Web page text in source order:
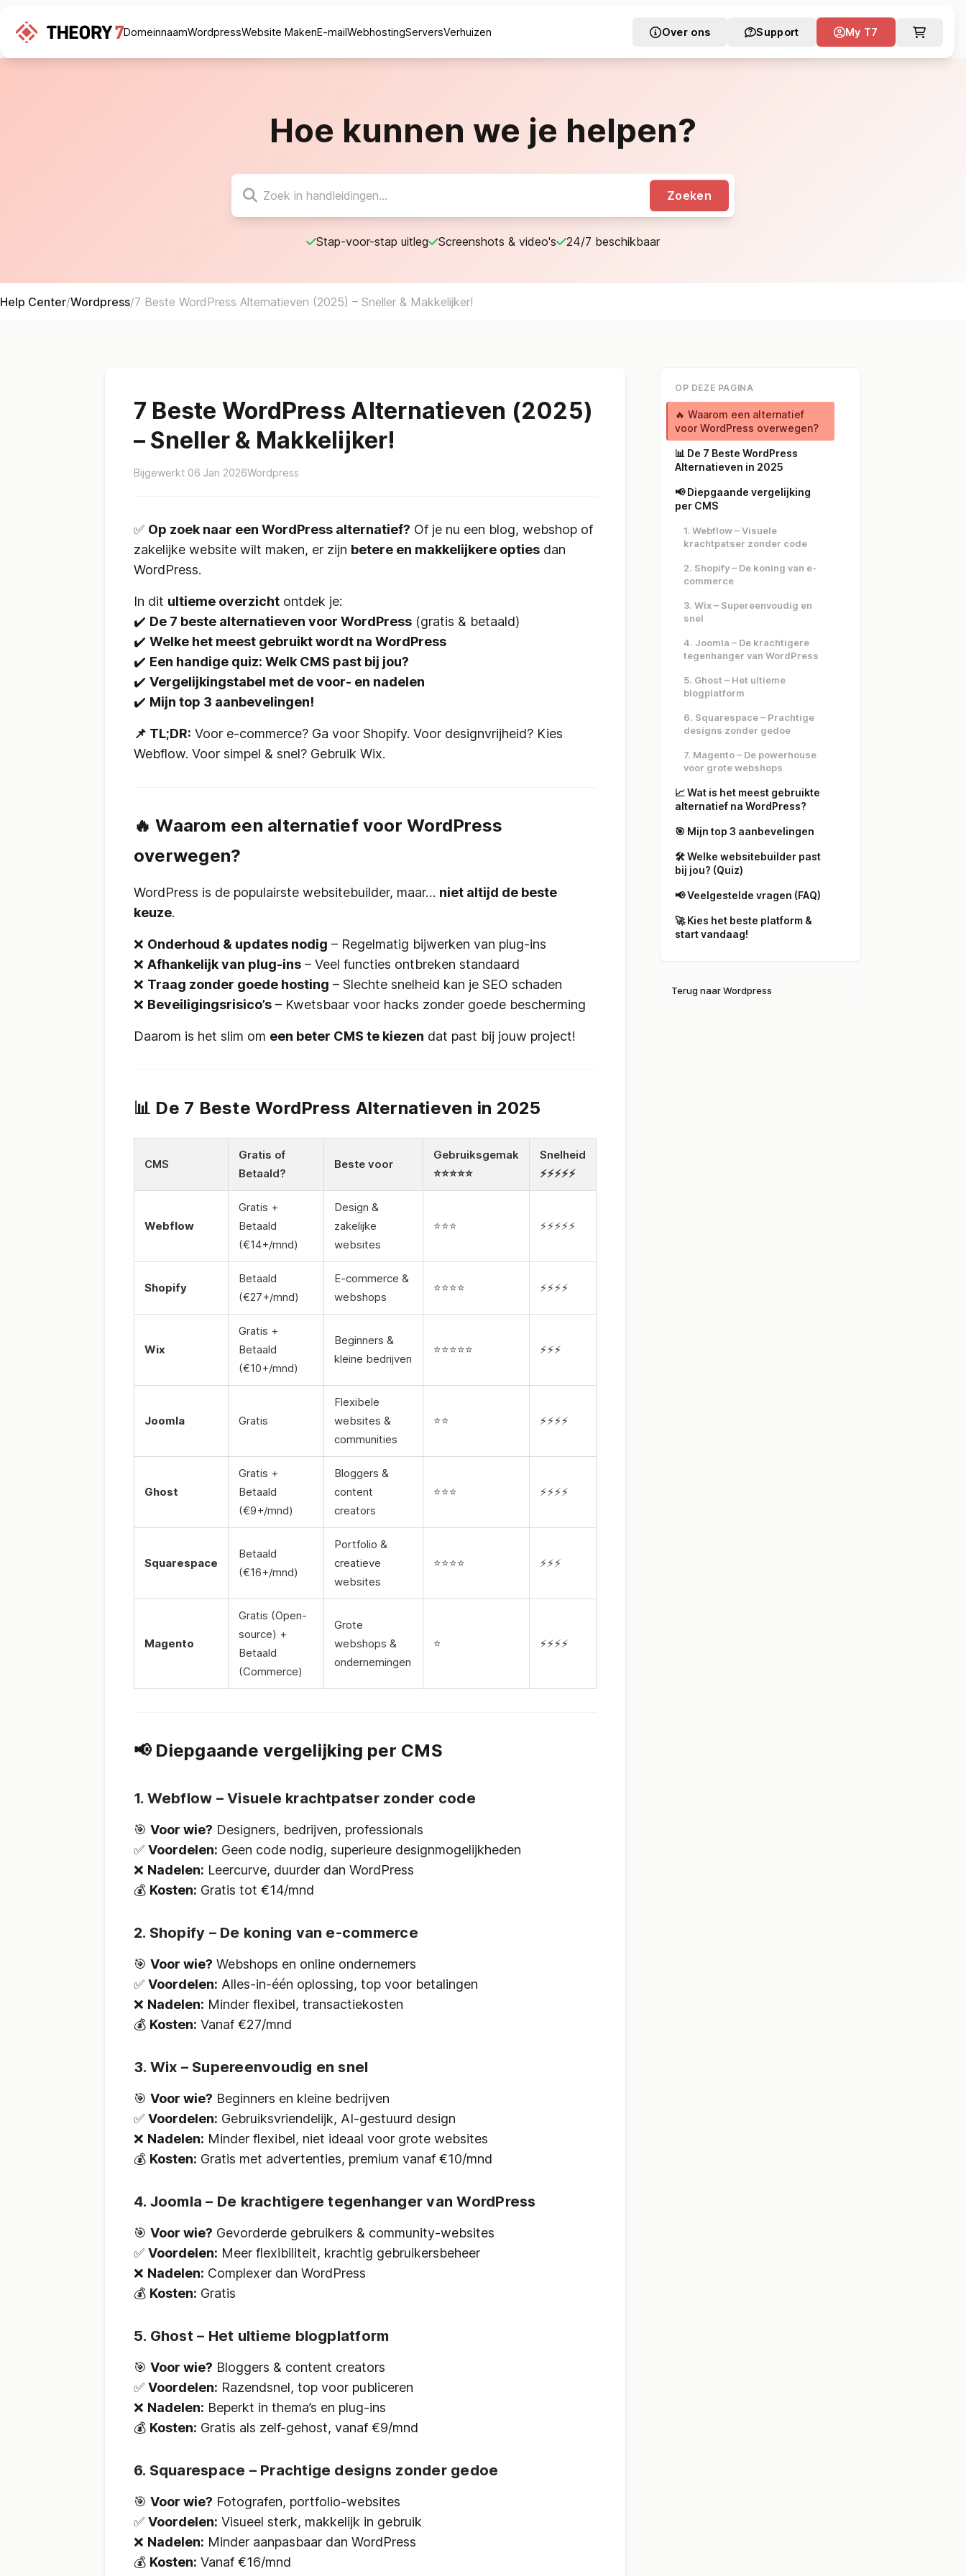
DomeinnaamWordpressWebsite MakenE-mailWebhostingServersVerhuizen Over ons Support My T7
Hoe kunnen we je helpen?
Zoeken
Stap-voor-stap uitleg Screenshots & video's 24/7 beschikbaar
Help Center/Wordpress/7 Beste WordPress Alternatieven (2025) – Sneller & Makkelijker!
7 Beste WordPress Alternatieven (2025)
– Sneller & Makkelijker!
Bijgewerkt 06 Jan 2026Wordpress
✅ Op zoek naar een WordPress alternatief? Of je nu een blog, webshop of
zakelijke website wilt maken, er zijn betere en makkelijkere opties dan
WordPress.
In dit ultieme overzicht ontdek je:
✔️ De 7 beste alternatieven voor WordPress (gratis & betaald)
✔️ Welke het meest gebruikt wordt na WordPress
✔️ Een handige quiz: Welk CMS past bij jou?
✔️ Vergelijkingstabel met de voor- en nadelen
✔️ Mijn top 3 aanbevelingen!
📌 TL;DR: Voor e-commerce? Ga voor Shopify. Voor designvrijheid? Kies
Webflow. Voor simpel & snel? Gebruik Wix.
🔥 Waarom een alternatief voor WordPress
overwegen?
WordPress is de populairste websitebuilder, maar… niet altijd de beste
keuze.
❌ Onderhoud & updates nodig – Regelmatig bijwerken van plug-ins
❌ Afhankelijk van plug-ins – Veel functies ontbreken standaard
❌ Traag zonder goede hosting – Slechte snelheid kan je SEO schaden
❌ Beveiligingsrisico’s – Kwetsbaar voor hacks zonder goede bescherming
Daarom is het slim om een beter CMS te kiezen dat past bij jouw project!
📊 De 7 Beste WordPress Alternatieven in 2025
CMS
Gratis of
Betaald?
Beste voor
Gebruiksgemak
⭐⭐⭐⭐⭐
Snelheid
⚡⚡⚡⚡⚡
Webflow
Gratis +
Betaald
(€14+/mnd)
Design &
zakelijke
websites
⭐⭐⭐ ⚡⚡⚡⚡⚡
Shopify
Betaald
(€27+/mnd)
E-commerce &
webshops
⭐⭐⭐⭐ ⚡⚡⚡⚡
Wix
Gratis +
Betaald
(€10+/mnd)
Beginners &
kleine bedrijven
⭐⭐⭐⭐⭐ ⚡⚡⚡
Joomla Gratis
Flexibele
websites &
communities
⭐⭐ ⚡⚡⚡⚡
Ghost
Gratis +
Betaald
(€9+/mnd)
Bloggers &
content
creators
⭐⭐⭐ ⚡⚡⚡⚡
Squarespace
Betaald
(€16+/mnd)
Portfolio &
creatieve
websites
⭐⭐⭐⭐ ⚡⚡⚡
Magento
Gratis (Open-
source) +
Betaald
(Commerce)
Grote
webshops &
ondernemingen
⭐ ⚡⚡⚡⚡
📢 Diepgaande vergelijking per CMS
1. Webflow – Visuele krachtpatser zonder code
🎯 Voor wie? Designers, bedrijven, professionals
✅ Voordelen: Geen code nodig, superieure designmogelijkheden
❌ Nadelen: Leercurve, duurder dan WordPress
💰 Kosten: Gratis tot €14/mnd
2. Shopify – De koning van e-commerce
🎯 Voor wie? Webshops en online ondernemers
✅ Voordelen: Alles-in-één oplossing, top voor betalingen
❌ Nadelen: Minder flexibel, transactiekosten
💰 Kosten: Vanaf €27/mnd
3. Wix – Supereenvoudig en snel
🎯 Voor wie? Beginners en kleine bedrijven
✅ Voordelen: Gebruiksvriendelijk, AI-gestuurd design
❌ Nadelen: Minder flexibel, niet ideaal voor grote websites
💰 Kosten: Gratis met advertenties, premium vanaf €10/mnd
4. Joomla – De krachtigere tegenhanger van WordPress
🎯 Voor wie? Gevorderde gebruikers & community-websites
✅ Voordelen: Meer flexibiliteit, krachtig gebruikersbeheer
❌ Nadelen: Complexer dan WordPress
💰 Kosten: Gratis
5. Ghost – Het ultieme blogplatform
🎯 Voor wie? Bloggers & content creators
✅ Voordelen: Razendsnel, top voor publiceren
❌ Nadelen: Beperkt in thema’s en plug-ins
💰 Kosten: Gratis als zelf-gehost, vanaf €9/mnd
6. Squarespace – Prachtige designs zonder gedoe
🎯 Voor wie? Fotografen, portfolio-websites
✅ Voordelen: Visueel sterk, makkelijk in gebruik
❌ Nadelen: Minder aanpasbaar dan WordPress
💰 Kosten: Vanaf €16/mnd
OP DEZE PAGINA
🔥 Waarom een alternatief
voor WordPress overwegen?
📊 De 7 Beste WordPress
Alternatieven in 2025
📢 Diepgaande vergelijking
per CMS
1. Webflow – Visuele
krachtpatser zonder code
2. Shopify – De koning van e-
commerce
3. Wix – Supereenvoudig en
snel
4. Joomla – De krachtigere
tegenhanger van WordPress
5. Ghost – Het ultieme
blogplatform
6. Squarespace – Prachtige
designs zonder gedoe
7. Magento – De powerhouse
voor grote webshops
📈 Wat is het meest gebruikte
alternatief na WordPress?
🎯 Mijn top 3 aanbevelingen
🛠️ Welke websitebuilder past
bij jou? (Quiz)
📢 Veelgestelde vragen (FAQ)
🚀 Kies het beste platform &
start vandaag!
Terug naar Wordpress